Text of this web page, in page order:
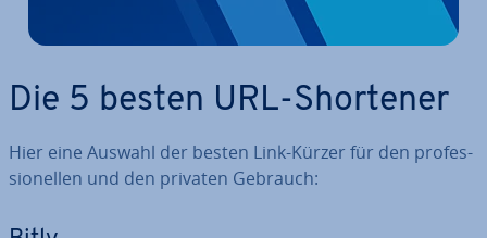
Die 5 besten URL-Shortener
Hier eine Auswahl der besten Link-Kürzer für den pro­fes­
sio­nel­len und den privaten Gebrauch: